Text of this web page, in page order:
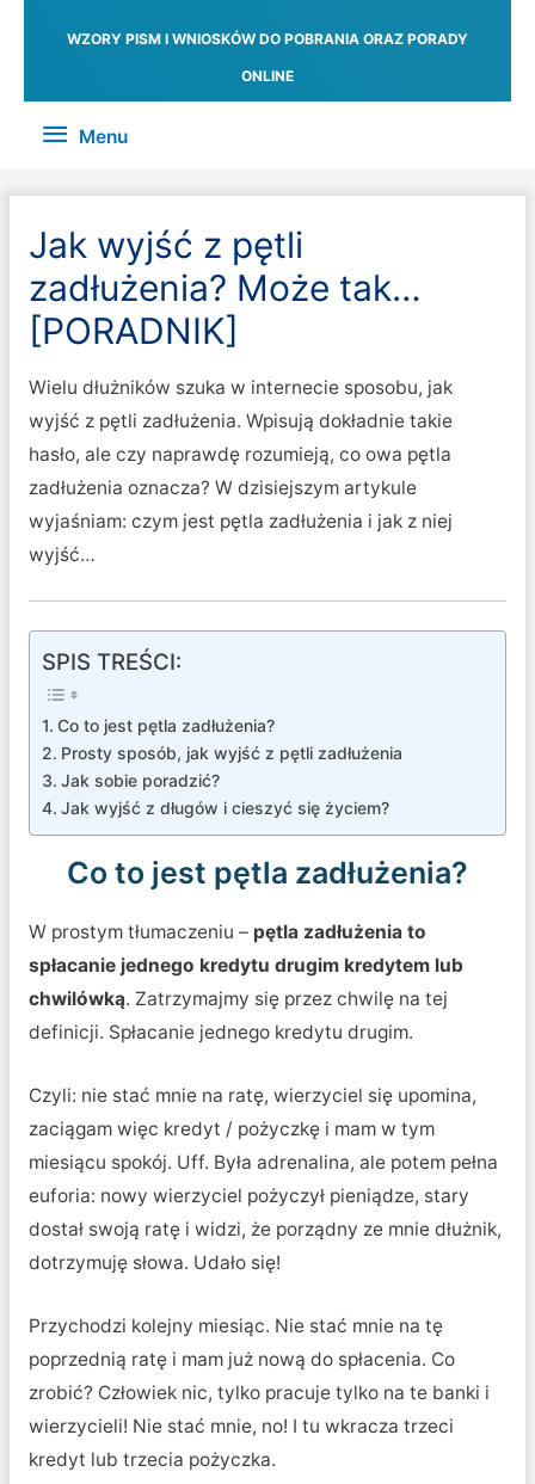
WZORY PISM I WNIOSKÓW DO POBRANIA ORAZ PORADY
ONLINE
Menu
Menu
Jak wyjść z pętli
zadłużenia? Może tak…
[PORADNIK]
Wielu dłużników szuka w internecie sposobu, jak
wyjść z pętli zadłużenia. Wpisują dokładnie takie
hasło, ale czy naprawdę rozumieją, co owa pętla
zadłużenia oznacza? W dzisiejszym artykule
wyjaśniam: czym jest pętla zadłużenia i jak z niej
wyjść…
SPIS TREŚCI:
Co to jest pętla zadłużenia?
Prosty sposób, jak wyjść z pętli zadłużenia
Jak sobie poradzić?
Jak wyjść z długów i cieszyć się życiem?
Co to jest pętla zadłużenia?
W prostym tłumaczeniu –pętla zadłużenia to
spłacanie jednego kredytu drugim kredytem lub
chwilówką. Zatrzymajmy się przez chwilę na tej
definicji. Spłacanie jednego kredytu drugim.
Czyli: nie stać mnie na ratę, wierzyciel się upomina,
zaciągam więc kredyt / pożyczkę i mam w tym
miesiącu spokój. Uff. Była adrenalina, ale potem pełna
euforia: nowy wierzyciel pożyczył pieniądze, stary
dostał swoją ratę i widzi, że porządny ze mnie dłużnik,
dotrzymuję słowa. Udało się!
Przychodzi kolejny miesiąc. Nie stać mnie na tę
poprzednią ratę i mam już nową do spłacenia. Co
zrobić? Człowiek nic, tylko pracuje tylko na te banki i
wierzycieli! Nie stać mnie, no! I tu wkracza trzeci
kredyt lub trzecia pożyczka.